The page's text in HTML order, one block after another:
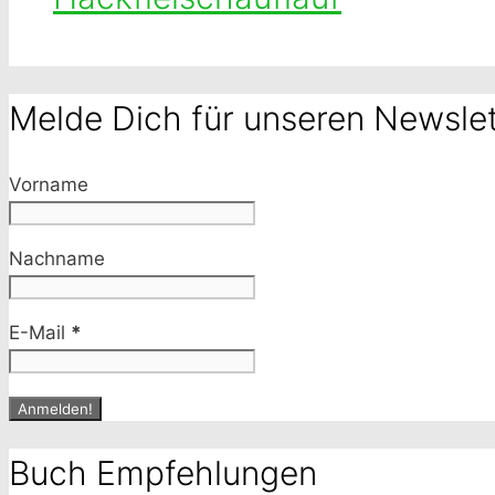
Melde Dich für unseren
Vorname
Nachname
E-Mail *
Buch Empfehlungen